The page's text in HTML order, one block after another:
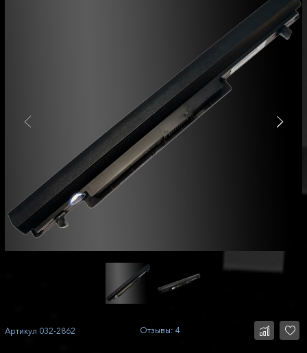
Артикул 032-2862 Отзывы: 4